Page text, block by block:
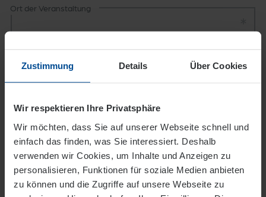
Zustimmung Details Über Cookies
Wir respektieren Ihre Privatsphäre
Wir möchten, dass Sie auf unserer Webseite schnell und
einfach das finden, was Sie interessiert. Deshalb
verwenden wir Cookies, um Inhalte und Anzeigen zu
personalisieren, Funktionen für soziale Medien anbieten
zu können und die Zugriffe auf unsere Webseite zu
Ort der Veranstaltung
Hiermit bestätige/n ich/wir, dass ich/wir
Bannerverleih zur Kenntnis genommen habe/n
und akzeptiere/n.
Ja, ich möchte über Neuigkeiten zu